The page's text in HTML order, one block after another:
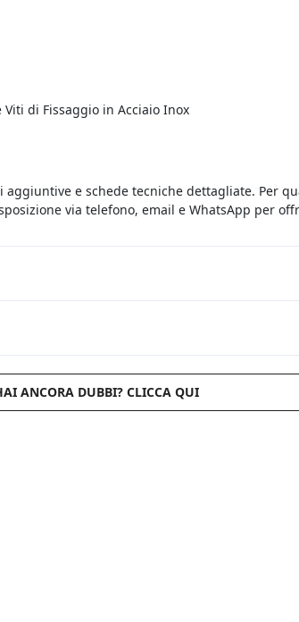
di Fissaggio in Acciaio Inox
e schede tecniche dettagliate. Per
via telefono, email e WhatsApp per
ANCORA DUBBI? CLICCA QUI